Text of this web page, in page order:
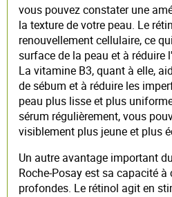
vous pouvez constater une
la texture de votre peau. Le
renouvellement cellulaire, ce
surface de la peau et à réduire
La vitamine B3, quant à elle,
de sébum et à réduire les
peau plus lisse et plus
sérum régulièrement, vous
visiblement plus jeune et plus
Un autre avantage important
Roche-Posay est sa capacité
profondes. Le rétinol agit en